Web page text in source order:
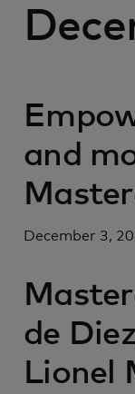
and
December 3,
de
Lionel